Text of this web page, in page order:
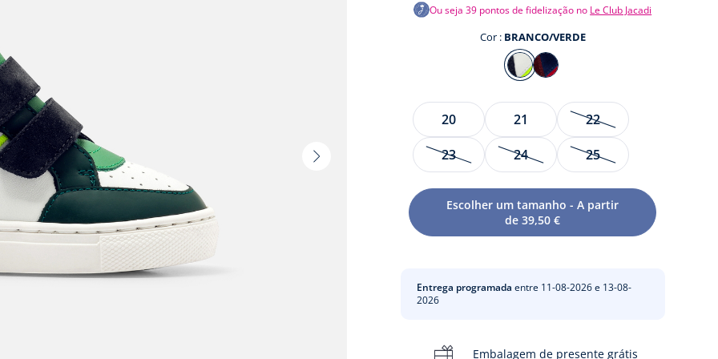
Vista
Ou seja39 pontos de fidelização no Le Club Jacadi
Cor : BRANCO/VERDE
Cor
BRANCO/VERDE
Tamanho
20 21
22
23
24 25
Escolher um tamanho - A partir
de 39,50 €
Entrega programada entre 11-08-2026 e 13-08-
2026
Embalagem de presente grátis